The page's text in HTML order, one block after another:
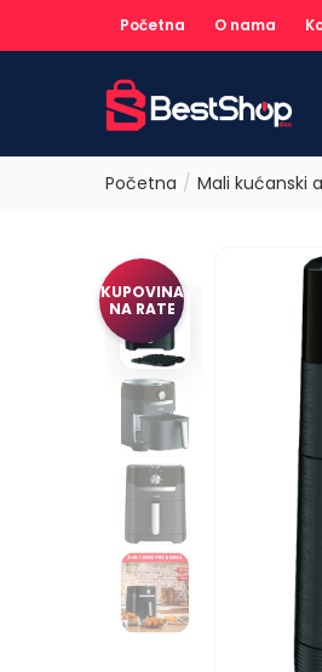
Početna O nama
Početna Mali kućanski
KUPOVINA
NA RATE